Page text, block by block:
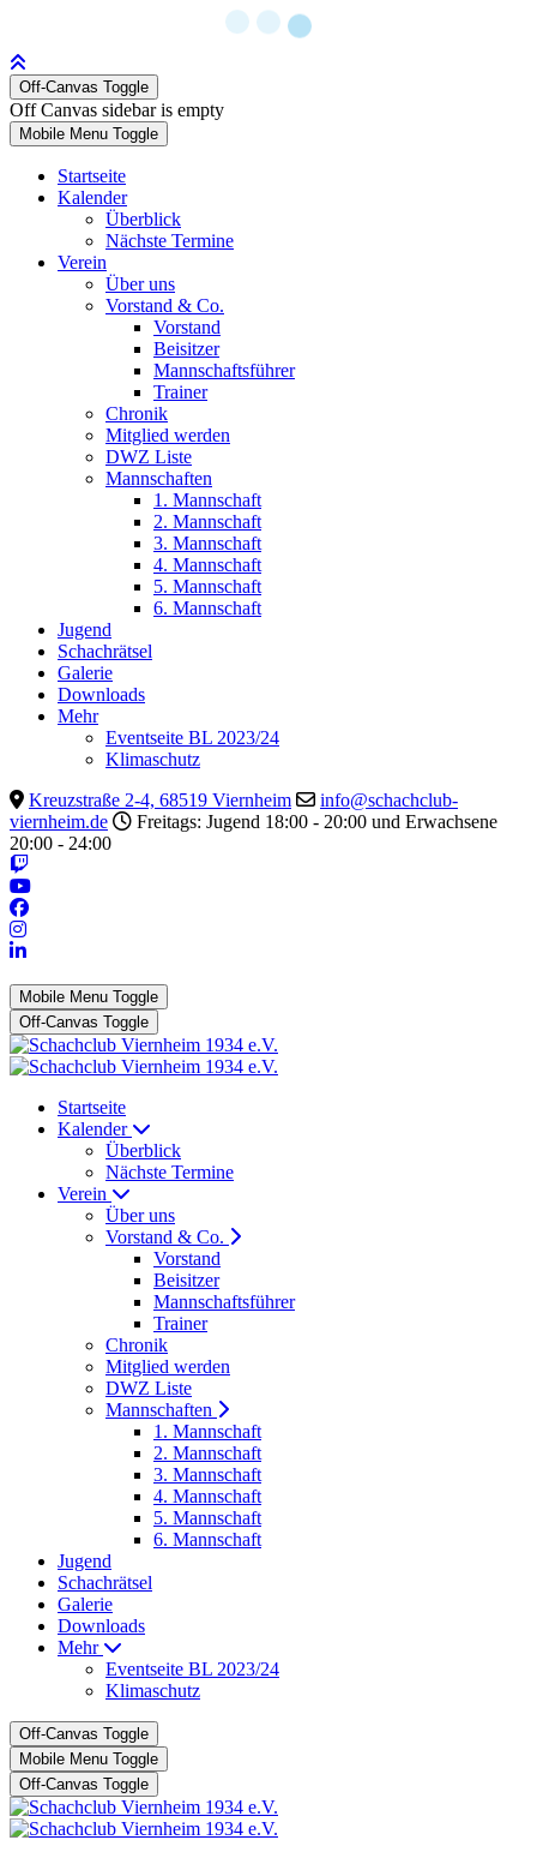
Off-Canvas Toggle
Off Canvas sidebar is empty
Mobile Menu Toggle
Startseite
Kalender
Überblick
Nächste Termine
Verein
Über uns
Vorstand & Co.
Vorstand
Beisitzer
Mannschaftsführer
Trainer
Chronik
Mitglied werden
DWZ Liste
Mannschaften
1. Mannschaft
2. Mannschaft
3. Mannschaft
4. Mannschaft
5. Mannschaft
6. Mannschaft
Jugend
Schachrätsel
Galerie
Downloads
Mehr
Eventseite BL 2023/24
Klimaschutz
Kreuzstraße 2-4, 68519 Viernheim
info@schachclub-
viernheim.de
Freitags: Jugend 18:00 - 20:00 und Erwachsene
20:00 - 24:00
Mobile Menu Toggle
Off-Canvas Toggle
Startseite
Kalender
Überblick
Nächste Termine
Verein
Über uns
Vorstand & Co.
Vorstand
Beisitzer
Mannschaftsführer
Trainer
Chronik
Mitglied werden
DWZ Liste
Mannschaften
1. Mannschaft
2. Mannschaft
3. Mannschaft
4. Mannschaft
5. Mannschaft
6. Mannschaft
Jugend
Schachrätsel
Galerie
Downloads
Mehr
Eventseite BL 2023/24
Klimaschutz
Off-Canvas Toggle
Mobile Menu Toggle
Off-Canvas Toggle